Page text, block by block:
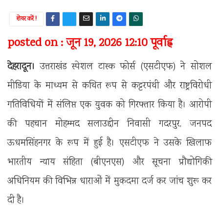
शेयर करें !
posted on : जून 19, 2026 12:10 पूर्वाह्न
देहरादून। उत्तराखंड स्पेशल टास्क फोर्स (एसटीएफ) ने सोशल
मीडिया के माध्यम से कथित रूप से कट्टरपंथी और राष्ट्रविरोधी
गतिविधियों में संलिप्त एक युवक को गिरफ्तार किया है। आरोपी
की पहचान मोहम्मद सलाउद्दीन निवासी गदरपुर, जनपद
ऊधमसिंहनगर के रूप में हुई है। एसटीएफ ने उसके खिलाफ
भारतीय न्याय संहिता (बीएनएस) और सूचना प्रौद्योगिकी
अधिनियम की विभिन्न धाराओं में मुकदमा दर्ज कर जांच शुरू कर
दी है।